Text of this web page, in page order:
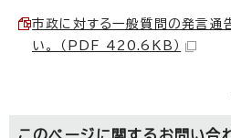
市政に対する一般質問の発言通
い。 （PDF 420.6KB）